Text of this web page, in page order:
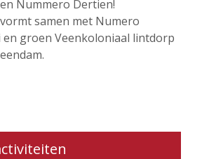
Nummero Dertien!
samen met Numero
groen Veenkoloniaal lintdorp